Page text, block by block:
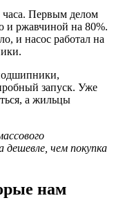
часа. Первым делом
и ржавчиной на 80%.
и насос работал на
запуск. Уже
а жильцы
дешевле, чем покупка
нам